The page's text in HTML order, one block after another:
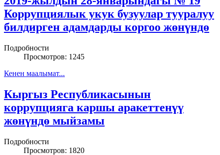
Коррупциялык укук бузуулар тууралуу
билдирген адамдарды коргоо жөнүндө
Подробности
Просмотров: 1245
Кенен маалымат...
Кыргыз Республикасынын
коррупцияга каршы аракеттенүү
жөнүндө мыйзамы
Подробности
Просмотров: 1820